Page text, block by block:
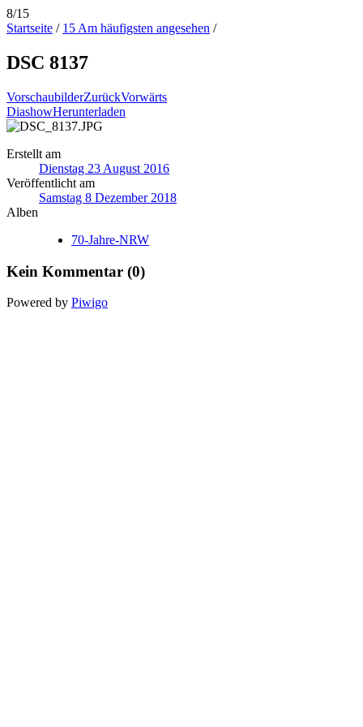
8/15
Startseite / 15 Am häufigsten angesehen /
DSC 8137
VorschaubilderZurückVorwärts
DiashowHerunterladen
Erstellt am
Dienstag 23 August 2016
Veröffentlicht am
Samstag 8 Dezember 2018
Alben
70-Jahre-NRW
Kein Kommentar (0)
Powered by Piwigo